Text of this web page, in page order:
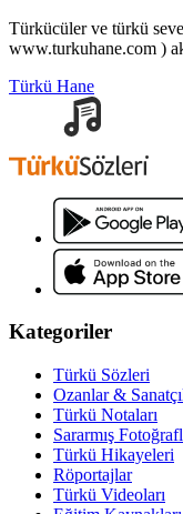
Türkücüler ve türkü
www.turkuhane.com )
Türkü Hane
Kategoriler
Türkü Sözleri
Ozanlar &
Türkü Notaları
Sararmış
Türkü Hikayeleri
Röportajlar
Türkü Videoları